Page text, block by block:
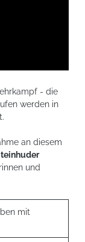
- die
werden in
an diesem
und
mit